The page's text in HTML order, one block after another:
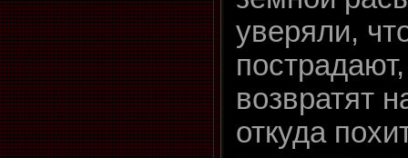
уверяли,
возвратят
откуда